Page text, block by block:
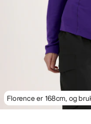
Florence er 168cm, og